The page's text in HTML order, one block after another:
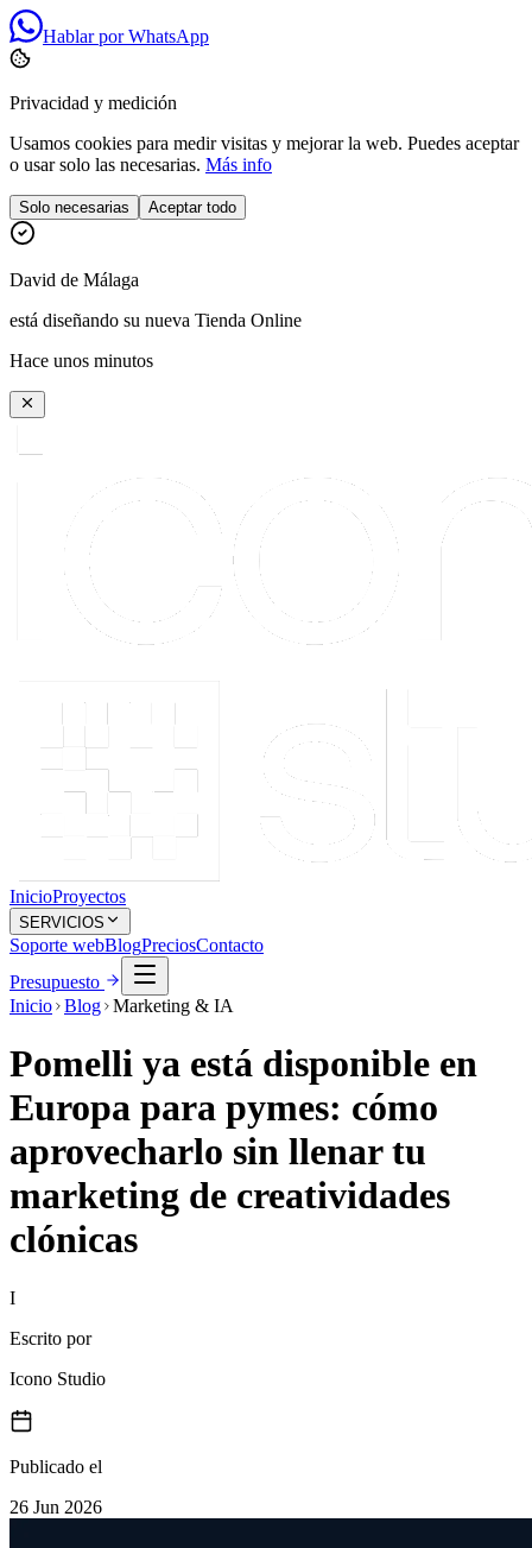
Hablar por WhatsApp
Privacidad y medición
Usamos cookies para medir visitas y mejorar la web. Puedes aceptar
o usar solo las necesarias. Más info
Solo necesarias Aceptar todo
David de Málaga
está diseñando su nueva Tienda Online
Hace unos minutos
InicioProyectos
SERVICIOS
Soporte webBlogPreciosContacto
Presupuesto
Inicio Blog Marketing & IA
Pomelli ya está disponible en
Europa para pymes: cómo
aprovecharlo sin llenar tu
marketing de creatividades
clónicas
I
Escrito por
Icono Studio
Publicado el
26 Jun 2026